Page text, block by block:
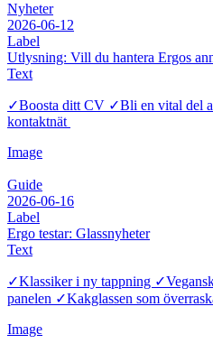
Nyheter
2026-06-12
Label
Utlysning: Vill du hantera Ergos
Text
✓Boosta ditt CV ✓Bli en vital del
kontaktnät
Image
Guide
2026-06-16
Label
Ergo testar: Glassnyheter
Text
✓Klassiker i ny tappning
panelen ✓Kakglassen som
Image